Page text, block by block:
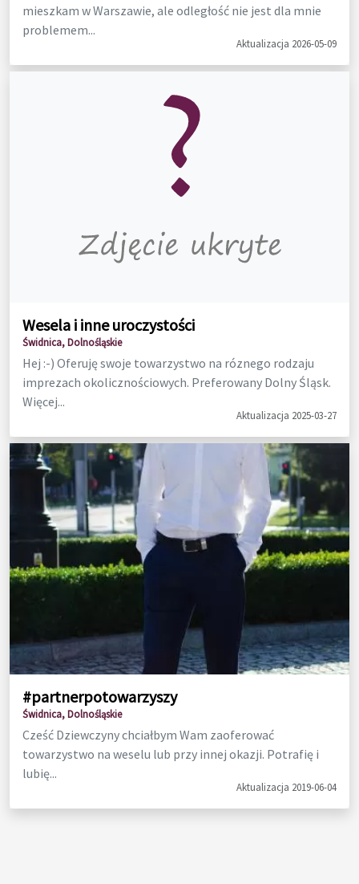
mieszkam w Warszawie, ale odległość nie jest dla mnie
problemem...
Aktualizacja 2026-05-09
Wesela i inne uroczystości
Świdnica, Dolnośląskie
Hej :-) Oferuję swoje towarzystwo na róznego rodzaju
imprezach okolicznościowych. Preferowany Dolny Śląsk.
Więcej...
Aktualizacja 2025-03-27
#partnerpotowarzyszy
Świdnica, Dolnośląskie
Cześć Dziewczyny chciałbym Wam zaoferować
towarzystwo na weselu lub przy innej okazji. Potrafię i
lubię...
Aktualizacja 2019-06-04